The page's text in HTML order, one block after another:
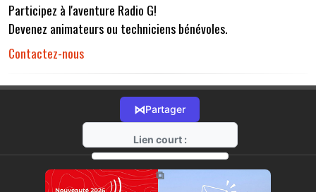
Participez à l'aventure Radio G!
Devenez animateurs ou techniciens bénévoles.
Contactez-nous
⋈Partager
Lien court :
https://radio-g.fr?r32
⧉